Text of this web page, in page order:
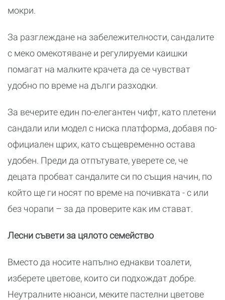
мокри.
За разглеждане на забележителности, сандалите
с меко омекотяване и регулируеми каишки
помагат на малките крачета да се чувстват
удобно по време на дълги разходки.
За вечерите един по-елегантен чифт, като плетени
сандали или модел с ниска платформа, добавя по-
официален щрих, като същевременно остава
удобен. Преди да отпътувате, уверете се, че
децата пробват сандалите си по същия начин, по
който ще ги носят по време на почивката - с или
без чорапи – за да проверите как им стават.
Лесни съвети за цялото семейство
Вместо да носите напълно еднакви тоалети,
изберете цветове, които си подхождат добре.
Неутралните нюанси, меките пастелни цветове